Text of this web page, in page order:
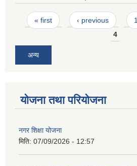
Pages
« first ‹ previous
4
अन्य
योजना तथा परियोजना
नगर शिक्षा योजना
मिति: 07/09/2026 - 12:57